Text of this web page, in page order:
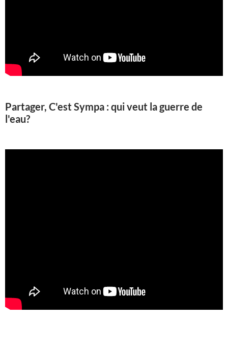
Partager, C'est Sympa : qui veut la guerre de
l'eau?